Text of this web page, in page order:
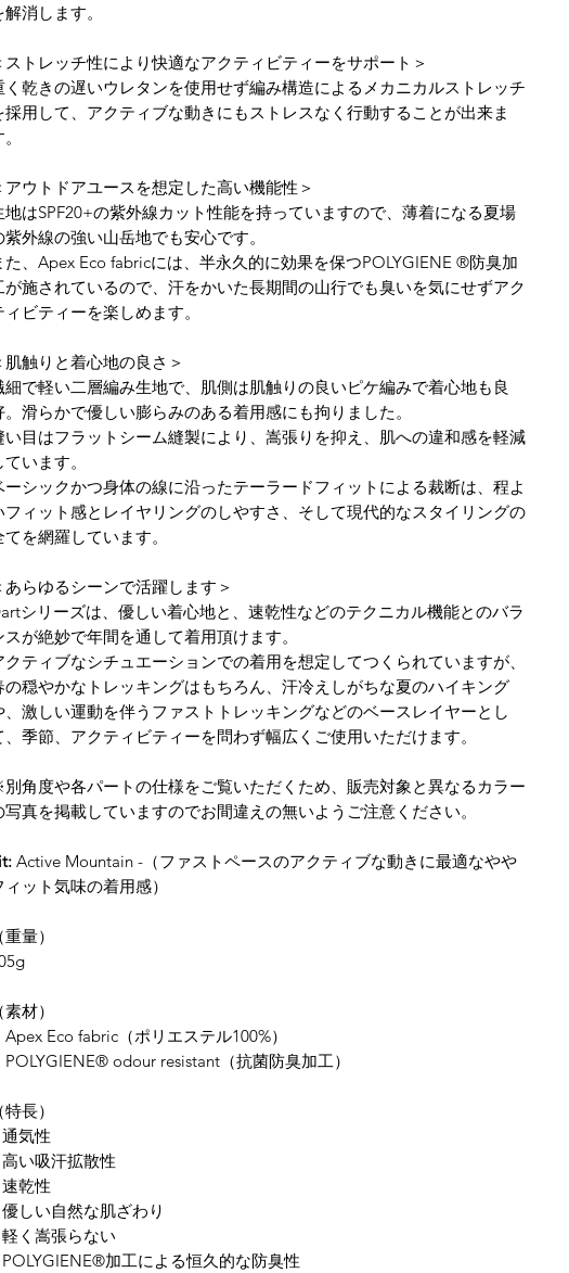
解消します。
ストレッチ性により快適なアクティビティーをサポート＞
く乾きの遅いウレタンを使用せず編み構造によるメカニカルストレッチ
採用して、アクティブな動きにもストレスなく行動することが出来ま
アウトドアユースを想定した高い機能性＞
地はSPF20+の紫外線カット性能を持っていますので、薄着になる夏場
紫外線の強い山岳地でも安心です。
た、Apex Eco fabricには、半永久的に効果を保つPOLYGIENE ®防臭加
が施されているので、汗をかいた長期間の山行でも臭いを気にせずアク
ィビティーを楽しめます。
肌触りと着心地の良さ＞
細で軽い二層編み生地で、肌側は肌触りの良いピケ編みで着心地も良
。滑らかで優しい膨らみのある着用感にも拘りました。
い目はフラットシーム縫製により、嵩張りを抑え、肌への違和感を軽減
ています。
ーシックかつ身体の線に沿ったテーラードフィットによる裁断は、程よ
フィット感とレイヤリングのしやすさ、そして現代的なスタイリングの
てを網羅しています。
あらゆるシーンで活躍します＞
シリーズは、優しい着心地と、速乾性などのテクニカル機能とのバラ
スが絶妙で年間を通して着用頂けます。
クティブなシチュエーションでの着用を想定してつくられていますが、
の穏やかなトレッキングはもちろん、汗冷えしがちな夏のハイキング
、激しい運動を伴うファストトレッキングなどのベースレイヤーとし
、季節、アクティビティーを問わず幅広くご使用いただけます。
角度や各パートの仕様をご覧いただくため、販売対象と異なるカラー
写真を掲載していますのでお間違えの無いようご注意ください。
Active Mountain -（ファストペースのアクティブな動きに最適なやや
ィット気味の着用感）
（重量）
​（素材）
Apex Eco fabric（ポリエステル100%）
POLYGIENE® odour resistant（抗菌防臭加工）
（特長）
気性
高い吸汗拡散性
乾性
優しい自然な肌ざわり
軽く嵩張らない
POLYGIENE®加工による恒久的な防臭性